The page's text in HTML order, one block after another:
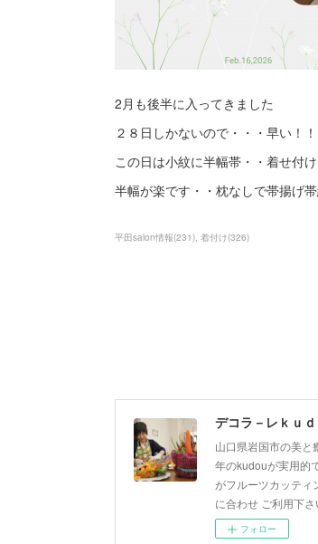
2月も後半に入ってきました
２８日しかないので・・・早い！！
この日は小紋に半幅帯・・着せ付
半幅が楽です・・枕なしで帯揚げ
平田salon情報(231) 着付け(326)
デコラ－レｋｕｄ
山口県岩国市の美と
年のkudouが実用的
がフルーツカッティ
に合わせ ご利用下さ
フォロー